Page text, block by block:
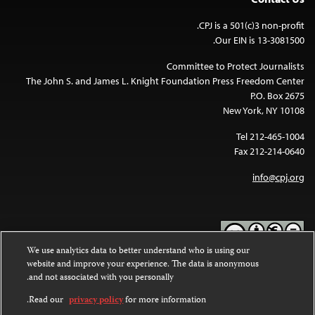
CPJ is a 501(c)3 non-profit.
Our EIN is 13-3081500.
Committee to Protect Journalists
The John S. and James L. Knight Foundation Press Freedom Center
P.O. Box 2675
New York, NY 10108
Tel 212-465-1004
Fax 212-214-0640
info@cpj.org
Except where noted, text on this website is licensed under a
Commons Attribution-NonCommercial-NoDerivatives 4.0
We use analytics data to better understand who is using our
website and improve your experience. The data is anonymous
and not associated with you personally.
Read our privacy policyfor more information.